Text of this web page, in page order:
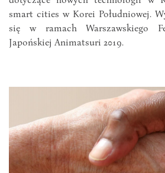
smart cities w Korei Południowej.
się w ramach Warszawskiego
Japońskiej Animatsuri 2019.